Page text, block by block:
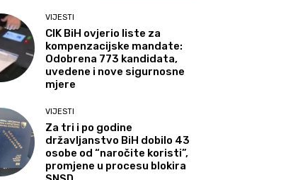
VIJESTI
CIK BiH ovjerio liste za
kompenzacijske mandate:
Odobrena 773 kandidata,
uvedene i nove sigurnosne
mjere
VIJESTI
Za tri i po godine
državljanstvo BiH dobilo 43
osobe od “naročite koristi”,
promjene u procesu blokira